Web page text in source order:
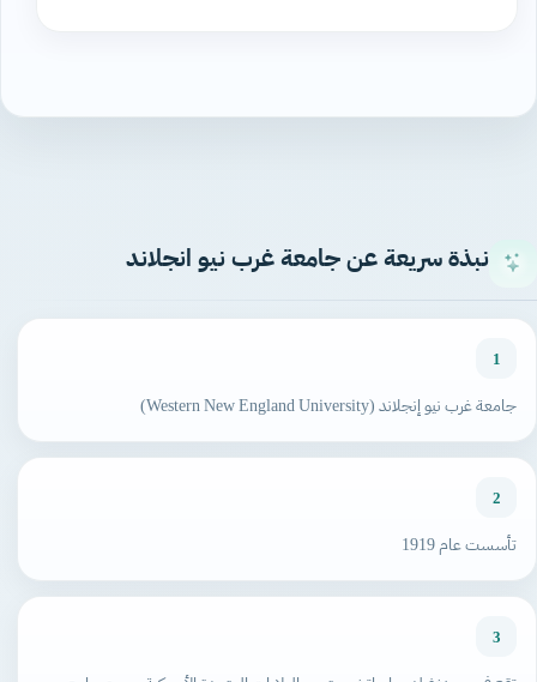
نبذة سريعة عن جامعة غرب نيو انجلاند
1
جامعة غرب نيو إنجلاند (Western New England University)
2
تأسست عام 1919
3